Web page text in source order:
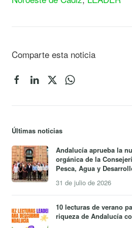
Comparte esta noticia
Últimas noticias
Andalucía aprueba la
orgánica de la
Pesca, Agua y
31 de julio de 2026
10 lecturas de verano
riqueza de Andalucía